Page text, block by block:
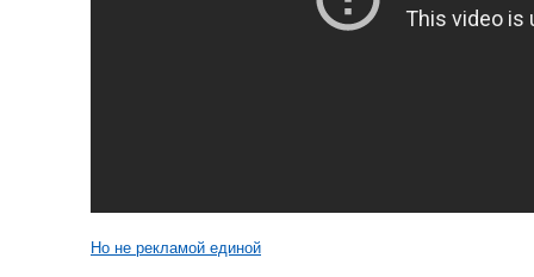
Но не рекламой единой